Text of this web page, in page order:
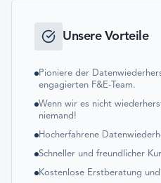
Unsere Vorteile
Pioniere der
engagierten F&E-Team.
Wenn wir es nicht
niemand!
Hocherfahrene
Schneller und freundlicher
Kostenlose Erstberatung